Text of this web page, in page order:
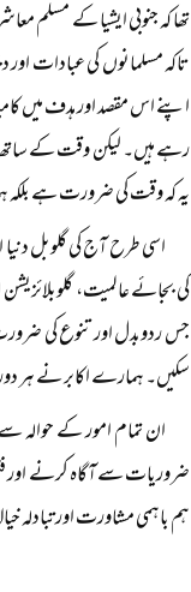
تھا کہ جنوبی ایشیا کے مسلم
تاکہ مسلمانوں کی عبادات اور
اپنے اس مقصد اور ہدف میں
رہے ہیں۔ لیکن وقت کے ساتھ
یہ کہ وقت کی ضرورت ہے
اسی طرح آج کی گلوبل دنیا
کی بجائے عالمیت،
جس ردوبدل اور تنوع کی
سکیں۔ ہمارے اکابر نے ہر
ان تمام امور کے
ضروریات سے آگاہ کرنے اور
ہم باہمی مشاورت اور تبادلہ